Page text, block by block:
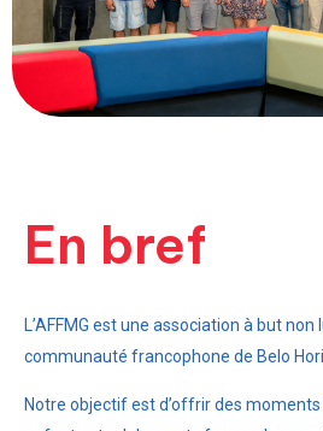
En bref
L’AFFMG est une association à but
communauté francophone de Belo
Notre objectif est d’offrir des